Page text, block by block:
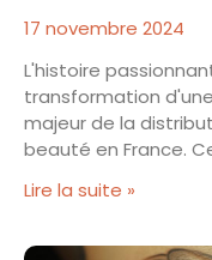
17 novembre 2024
L'histoire
transformation
majeur de la
beauté en France.
Lire la suite »